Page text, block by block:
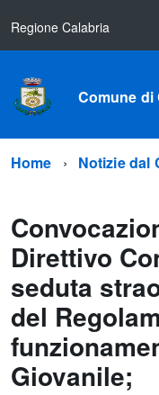
Regione Calabria
Comune di
Home Notizie dal
Direttivo
seduta
del
Giovanile;